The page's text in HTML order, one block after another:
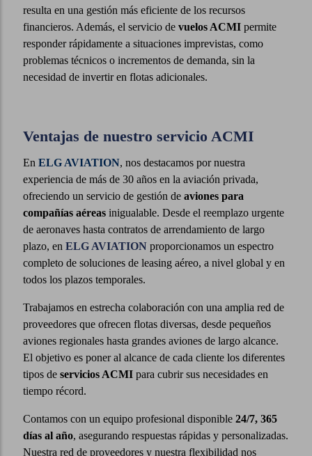
resulta en una gestión más eficiente de los recursos
financieros. Además, el servicio de vuelos ACMIpermite
responder rápidamente a situaciones imprevistas, como
problemas técnicos o incrementos de demanda, sin la
necesidad de invertir en flotas adicionales.
Ventajas de nuestro servicio ACMI
En ELG AVIATION, nos destacamos por nuestra
experiencia de más de 30 años en la aviación privada,
ofreciendo un servicio de gestión de aviones para
compañías aéreasinigualable. Desde el reemplazo urgente
de aeronaves hasta contratos de arrendamiento de largo
plazo, en ELG AVIATIONproporcionamos un espectro
completo de soluciones de leasing aéreo, a nivel global y en
todos los plazos temporales.
Trabajamos en estrecha colaboración con una amplia red de
proveedores que ofrecen flotas diversas, desde pequeños
aviones regionales hasta grandes aviones de largo alcance.
El objetivo es poner al alcance de cada cliente los diferentes
tipos de servicios ACMIpara cubrir sus necesidades en
tiempo récord.
Contamos con un equipo profesional disponible 24/7, 365
días al año, asegurando respuestas rápidas y personalizadas.
Nuestra red de proveedores y nuestra flexibilidad nos